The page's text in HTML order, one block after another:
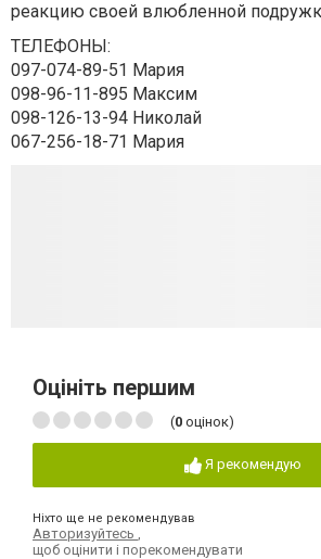
реакцию своей влюбленной
ТЕЛЕФОНЫ:
097-074-89-51 Мария
098-96-11-895 Максим
098-126-13-94 Николай
067-256-18-71 Мария
Оцініть першим
(0 оцінок)
Я рекомендую
Ніхто ще не рекомендував
Авторизуйтесь
щоб оцінити і порекомендувати